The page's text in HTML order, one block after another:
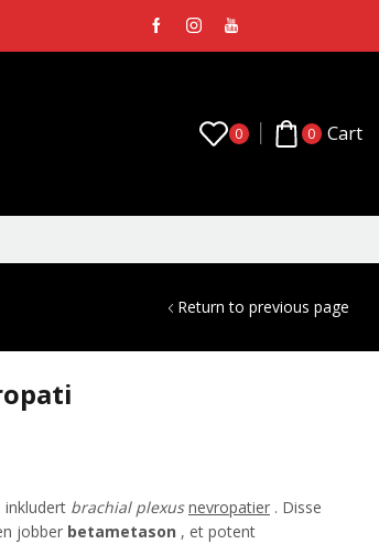
0 0 Cart
Return to previous page
inkludert brachial plexus nevropatier . Disse
jobber betametason , et potent